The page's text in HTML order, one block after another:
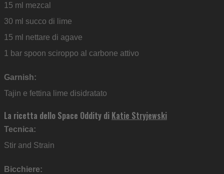
15 ml mezcal
30 ml succo di lime
15 ml nettare di agave
1 bar spoon sciroppo al carbone attivo
Garnish:
Tajin e fettina lime disidratato
La ricetta dello Space Oddity di Katie Stryjewski
Tecnica:
Stir and Strain
Bicchiere: